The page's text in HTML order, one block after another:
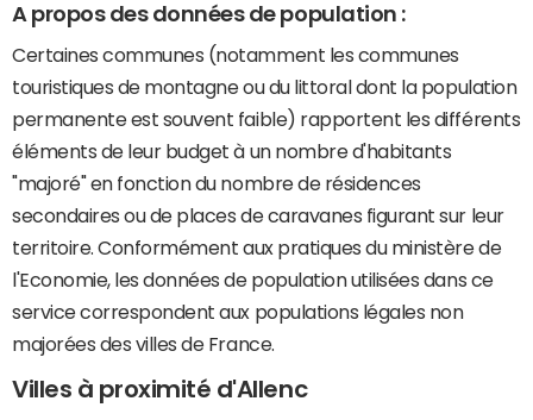
A propos des données de population :
Certaines communes (notamment les communes
touristiques de montagne ou du littoral dont la population
permanente est souvent faible) rapportent les différents
éléments de leur budget à un nombre d'habitants
"majoré" en fonction du nombre de résidences
secondaires ou de places de caravanes figurant sur leur
territoire. Conformément aux pratiques du ministère de
l'Economie, les données de population utilisées dans ce
service correspondent aux populations légales non
majorées des villes de France.
Villes à proximité d'Allenc